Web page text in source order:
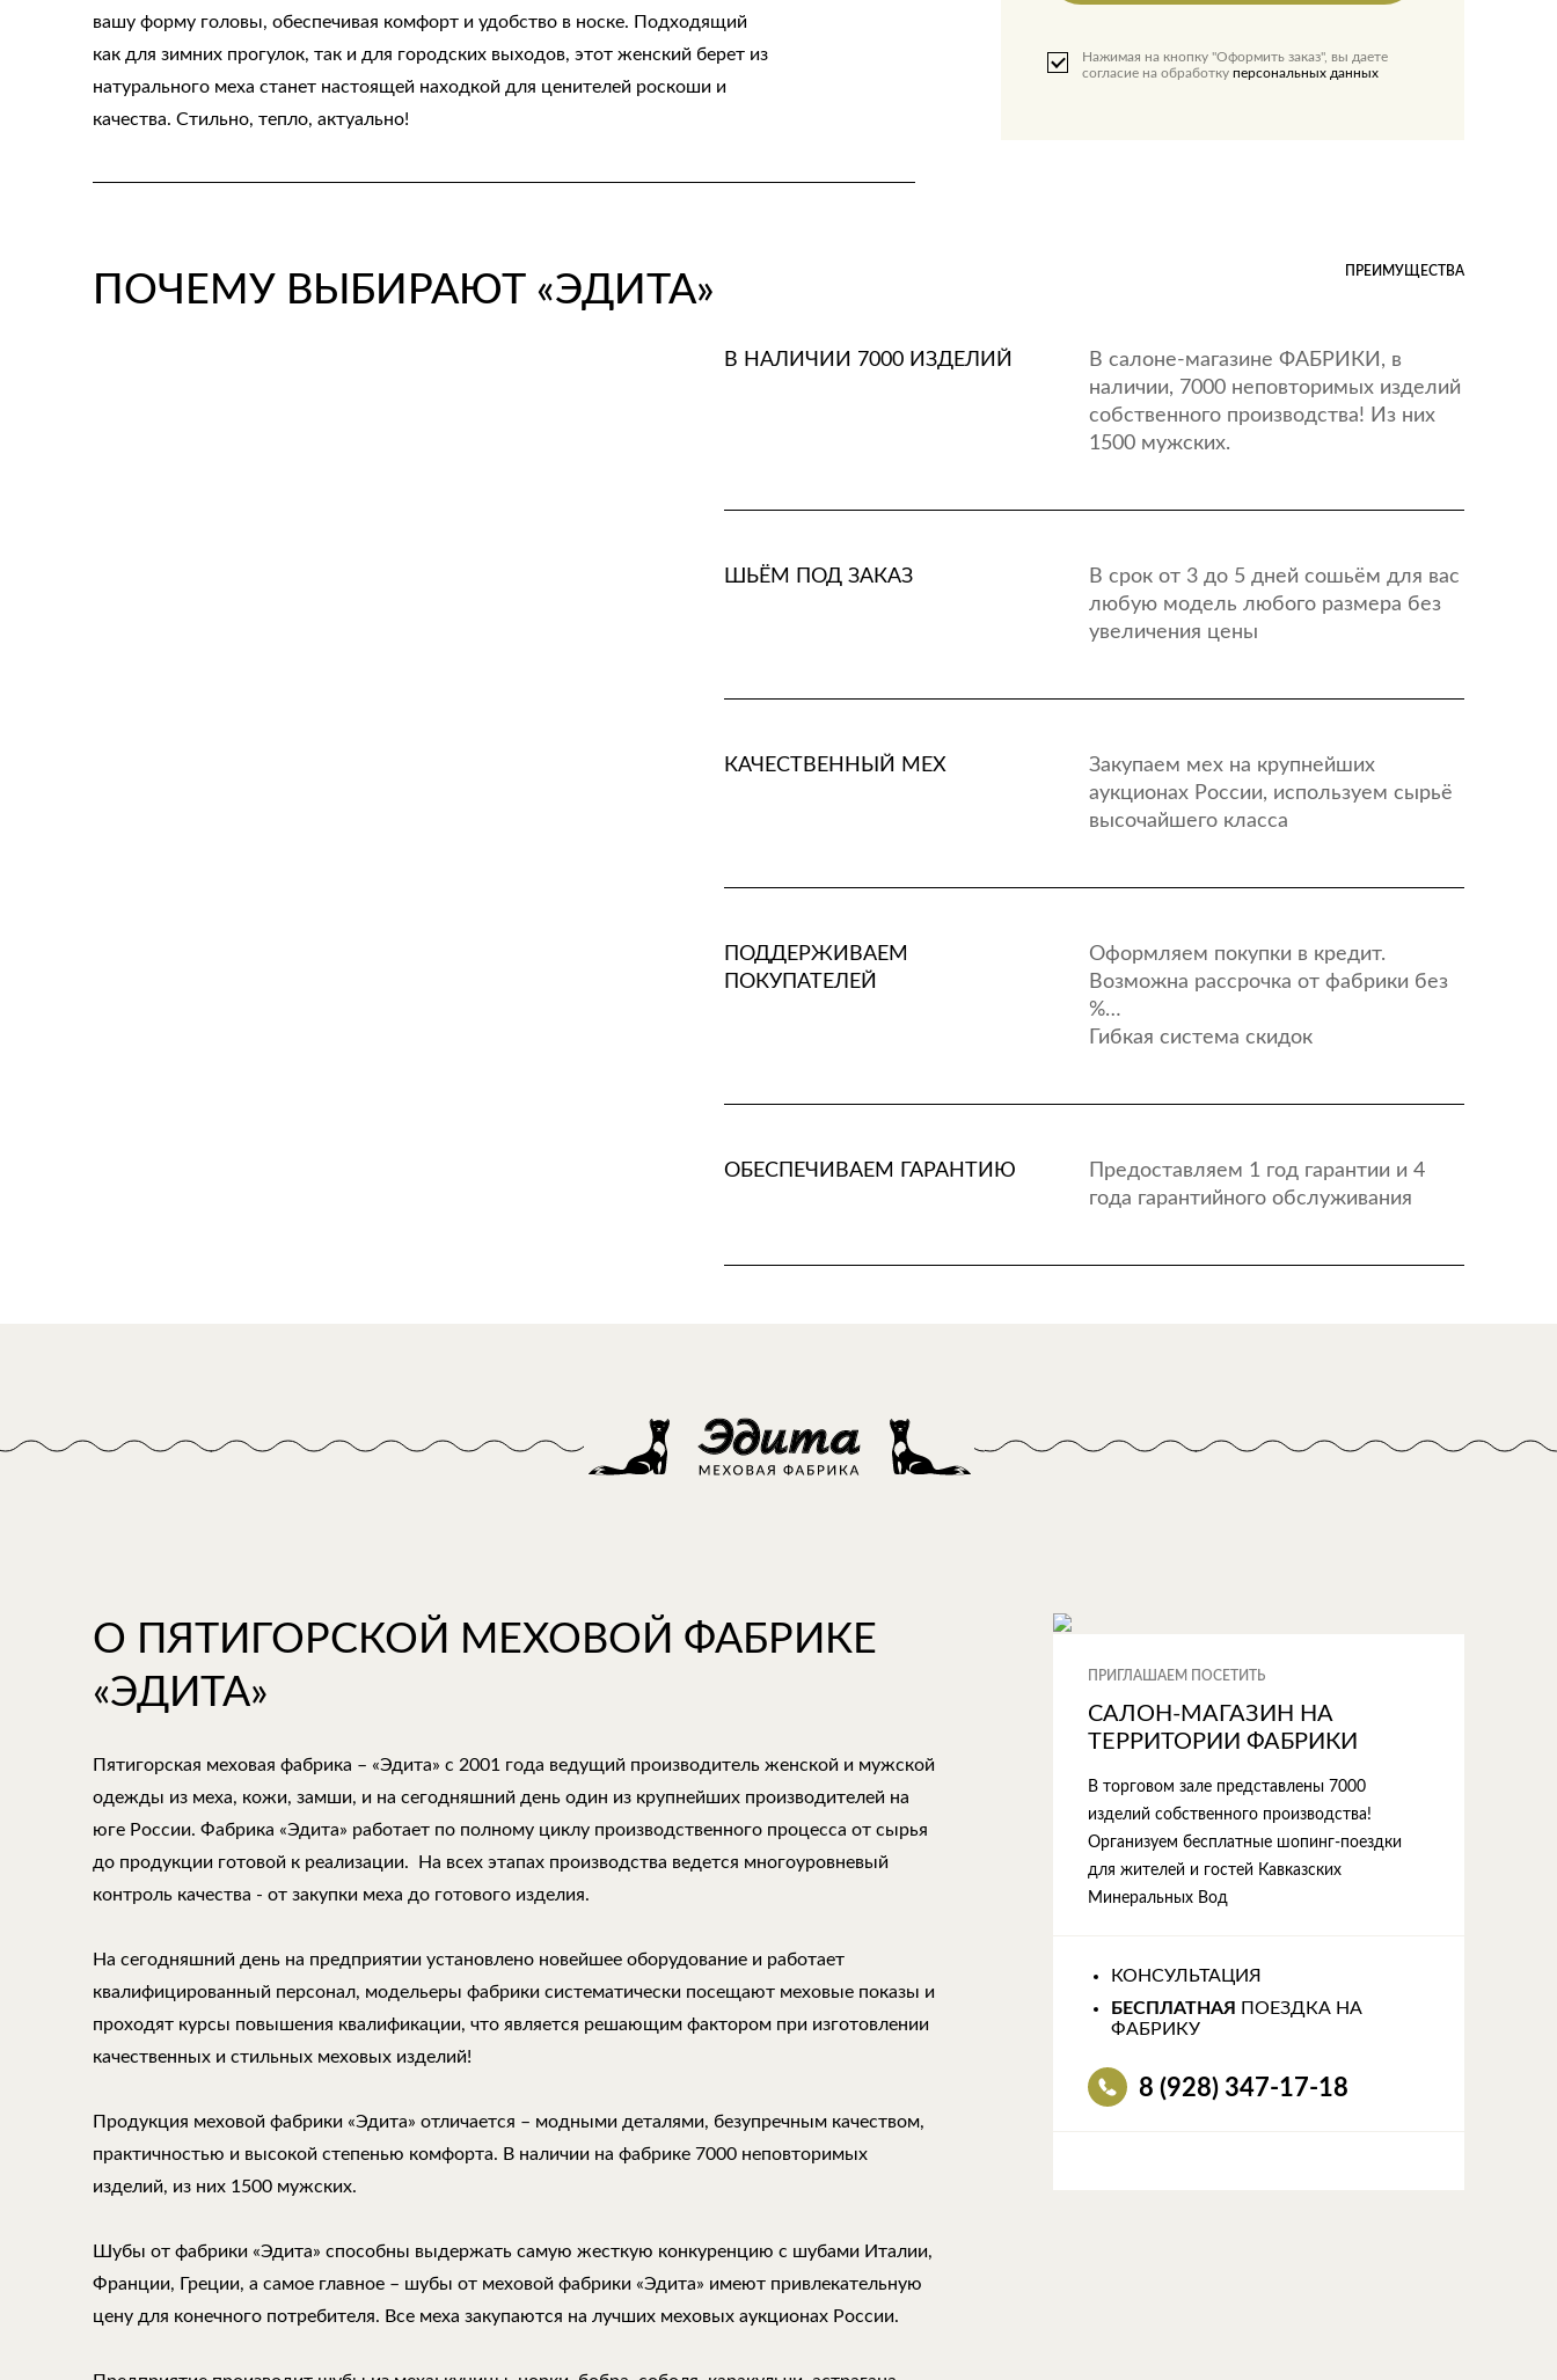
вашу форму головы, обеспечивая комфорт и удобство в носке. Подходящий
как для зимних прогулок, так и для городских выходов, этот женский берет из
натурального меха станет настоящей находкой для ценителей роскоши и
качества. Стильно, тепло, актуально!
Нажимая на кнопку "Оформить заказ", вы даете
согласие на обработку персональных данных
ПОЧЕМУ ВЫБИРАЮТ «ЭДИТА» ПРЕИМУЩЕСТВА
В НАЛИЧИИ 7000 ИЗДЕЛИЙ
В салоне-магазине ФАБРИКИ, в
наличии, 7000 неповторимых изделий
собственного производства! Из них
1500 мужских.
ШЬЁМ ПОД ЗАКАЗ
В срок от 3 до 5 дней сошьём для вас
любую модель любого размера без
увеличения цены
КАЧЕСТВЕННЫЙ МЕХ
Закупаем мех на крупнейших
аукционах России, используем сырьё
высочайшего класса
ПОДДЕРЖИВАЕМ
ПОКУПАТЕЛЕЙ
Оформляем покупки в кредит.
Возможна рассрочка от фабрики без
%…
Гибкая система скидок
ОБЕСПЕЧИВАЕМ ГАРАНТИЮ
Предоставляем 1 год гарантии и 4
года гарантийного обслуживания
О ПЯТИГОРСКОЙ МЕХОВОЙ ФАБРИКЕ
«ЭДИТА»
Пятигорская меховая фабрика – «Эдита» с 2001 года ведущий производитель женской и мужской
одежды из меха, кожи, замши, и на сегодняшний день один из крупнейших производителей на
юге России. Фабрика «Эдита» работает по полному циклу производственного процесса от сырья
до продукции готовой к реализации. На всех этапах производства ведется многоуровневый
контроль качества - от закупки меха до готового изделия.
На сегодняшний день на предприятии установлено новейшее оборудование и работает
квалифицированный персонал, модельеры фабрики систематически посещают меховые показы и
проходят курсы повышения квалификации, что является решающим фактором при изготовлении
качественных и стильных меховых изделий!
Продукция меховой фабрики «Эдита» отличается – модными деталями, безупречным качеством,
практичностью и высокой степенью комфорта. В наличии на фабрике 7000 неповторимых
изделий, из них 1500 мужских.
Шубы от фабрики «Эдита» способны выдержать самую жесткую конкуренцию с шубами Италии,
Франции, Греции, а самое главное – шубы от меховой фабрики «Эдита» имеют привлекательную
цену для конечного потребителя. Все меха закупаются на лучших меховых аукционах России.
ПРИГЛАШАЕМ ПОСЕТИТЬ
САЛОН-МАГАЗИН НА
ТЕРРИТОРИИ ФАБРИКИ
В торговом зале представлены 7000
изделий собственного производства!
Организуем бесплатные шопинг-поездки
для жителей и гостей Кавказских
Минеральных Вод
КОНСУЛЬТАЦИЯ
БЕСПЛАТНАЯ
ПОЕЗДКА НА
ФАБРИКУ
8 (928) 347-17-18